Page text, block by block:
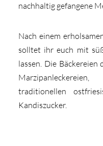
nachhaltig gefangene
Nach einem
solltet ihr euch mit
lassen. Die Bäckereien
traditionellen
Kandiszucker.